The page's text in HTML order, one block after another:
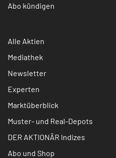
Abo kündigen
Alle Aktien
Mediathek
Newsletter
Experten
Marktüberblick
Muster- und Real-Depots
DER AKTIONÄR Indizes
Abo und Shop